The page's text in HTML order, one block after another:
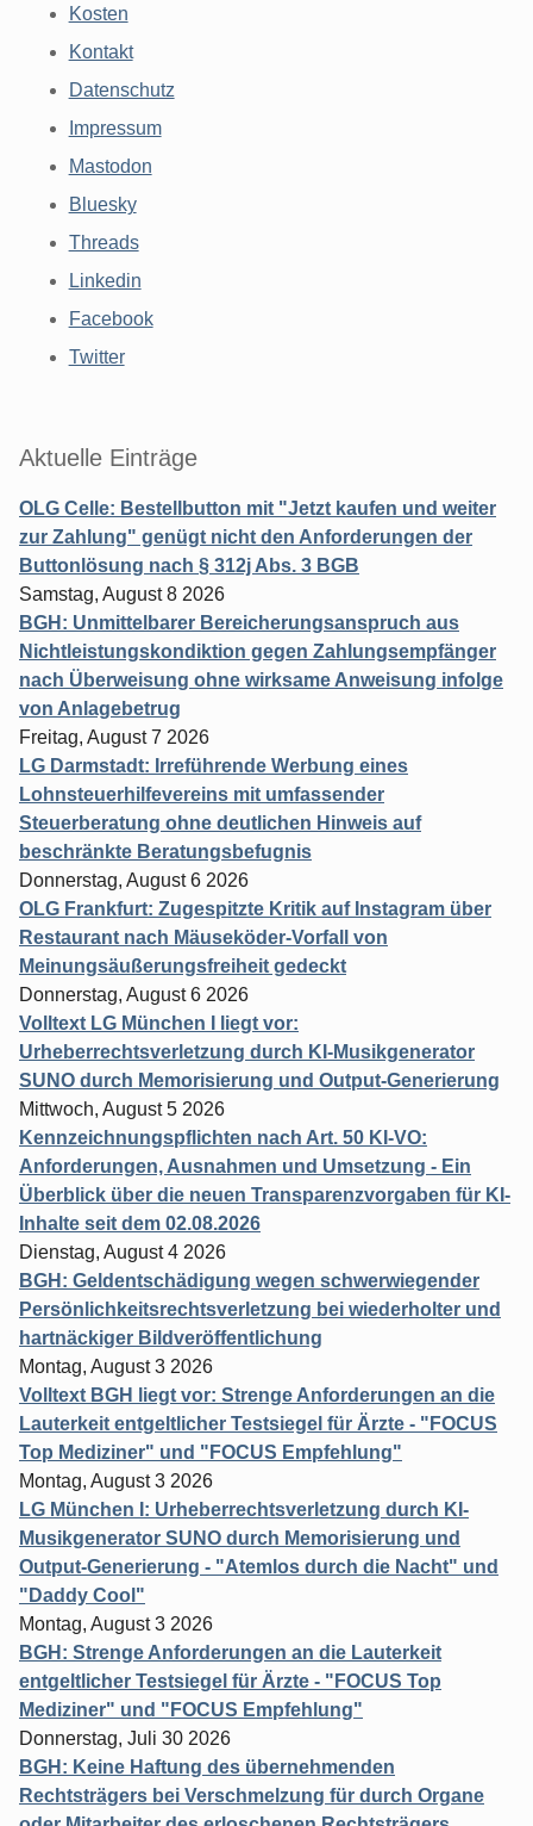
Kosten
Kontakt
Datenschutz
Impressum
Mastodon
Bluesky
Threads
Linkedin
Facebook
Twitter
Aktuelle Einträge
OLG Celle: Bestellbutton mit "Jetzt kaufen und weiter
zur Zahlung" genügt nicht den Anforderungen der
Buttonlösung nach § 312j Abs. 3 BGB
Samstag, August 8 2026
BGH: Unmittelbarer Bereicherungsanspruch aus
Nichtleistungskondiktion gegen Zahlungsempfänger
nach Überweisung ohne wirksame Anweisung infolge
von Anlagebetrug
Freitag, August 7 2026
LG Darmstadt: Irreführende Werbung eines
Lohnsteuerhilfevereins mit umfassender
Steuerberatung ohne deutlichen Hinweis auf
beschränkte Beratungsbefugnis
Donnerstag, August 6 2026
OLG Frankfurt: Zugespitzte Kritik auf Instagram über
Restaurant nach Mäuseköder-Vorfall von
Meinungsäußerungsfreiheit gedeckt
Donnerstag, August 6 2026
Volltext LG München I liegt vor:
Urheberrechtsverletzung durch KI-Musikgenerator
SUNO durch Memorisierung und Output-Generierung
Mittwoch, August 5 2026
Kennzeichnungspflichten nach Art. 50 KI-VO:
Anforderungen, Ausnahmen und Umsetzung - Ein
Überblick über die neuen Transparenzvorgaben für KI-
Inhalte seit dem 02.08.2026
Dienstag, August 4 2026
BGH: Geldentschädigung wegen schwerwiegender
Persönlichkeitsrechtsverletzung bei wiederholter und
hartnäckiger Bildveröffentlichung
Montag, August 3 2026
Volltext BGH liegt vor: Strenge Anforderungen an die
Lauterkeit entgeltlicher Testsiegel für Ärzte - "FOCUS
Top Mediziner" und "FOCUS Empfehlung"
Montag, August 3 2026
LG München I: Urheberrechtsverletzung durch KI-
Musikgenerator SUNO durch Memorisierung und
Output-Generierung - "Atemlos durch die Nacht" und
"Daddy Cool"
Montag, August 3 2026
BGH: Strenge Anforderungen an die Lauterkeit
entgeltlicher Testsiegel für Ärzte - "FOCUS Top
Mediziner" und "FOCUS Empfehlung"
Donnerstag, Juli 30 2026
BGH: Keine Haftung des übernehmenden
Rechtsträgers bei Verschmelzung für durch Organe